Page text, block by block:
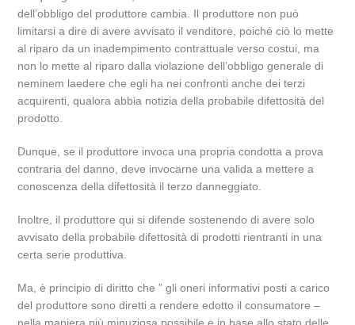
dell’obbligo del produttore cambia. Il produttore non può
limitarsi a dire di avere avvisato il venditore, poiché ciò lo mette
al riparo da un inadempimento contrattuale verso costui, ma
non lo mette al riparo dalla violazione dell’obbligo generale di
neminem laedere che egli ha nei confronti anche dei terzi
acquirenti, qualora abbia notizia della probabile difettosità del
prodotto.
Dunque, se il produttore invoca una propria condotta a prova
contraria del danno, deve invocarne una valida a mettere a
conoscenza della difettosità il terzo danneggiato.
Inoltre, il produttore qui si difende sostenendo di avere solo
avvisato della probabile difettosità di prodotti rientranti in una
certa serie produttiva.
Ma, è principio di diritto che ” gli oneri informativi posti a carico
del produttore sono diretti a rendere edotto il consumatore –